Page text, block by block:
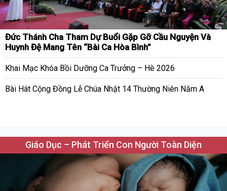
Đức Thánh Cha Tham Dự Buổi Gặp Gỡ Cầu Nguyện Và
Huynh Đệ Mang Tên “Bài Ca Hòa Bình”
Khai Mạc Khóa Bồi Dưỡng Ca Trưởng – Hè 2026
Bài Hát Cộng Đồng Lễ Chúa Nhật 14 Thường Niên Năm A
Giáo Dục – Phát Triển Con Người Toàn Diện